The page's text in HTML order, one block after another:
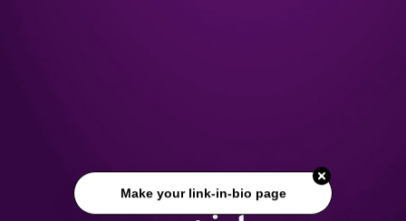
Make your link-in-bio page